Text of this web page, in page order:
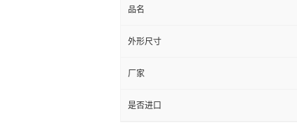
品名
外形尺寸
厂家
是否进口